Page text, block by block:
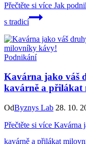
Přečtěte si více Jak
s tradicí
Podnikání
Kavárna jako váš
kavárně a
OdByznys Lab 28. 10.
Přečtěte si více Kavárna
kavárně a přilákat